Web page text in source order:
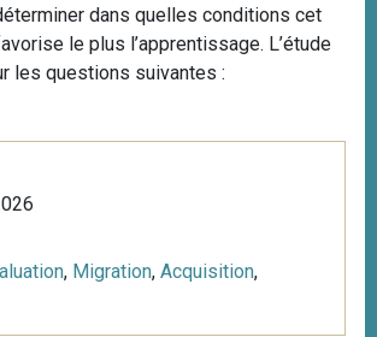
dans quelles conditions cet
le plus l’apprentissage. L’étude
les questions suivantes :
, Migration, Acquisition,